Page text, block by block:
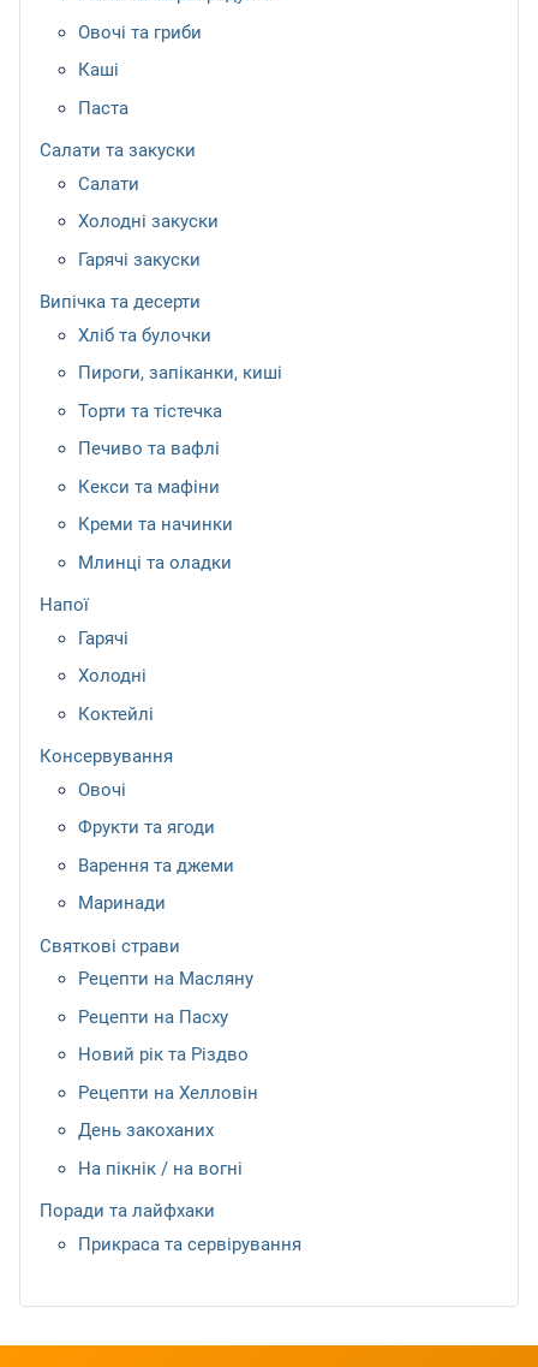
Овочі та гриби
Каші
Паста
Салати та закуски
Салати
Холодні закуски
Гарячі закуски
Випічка та десерти
Хліб та булочки
Пироги, запіканки, киші
Торти та тістечка
Печиво та вафлі
Кекси та мафіни
Креми та начинки
Млинці та оладки
Напої
Гарячі
Холодні
Коктейлі
Консервування
Овочі
Фрукти та ягоди
Варення та джеми
Маринади
Святкові страви
Рецепти на Масляну
Рецепти на Пасху
Новий рік та Різдво
Рецепти на Хелловін
День закоханих
На пікнік / на вогні
Поради та лайфхаки
Прикраса та сервірування